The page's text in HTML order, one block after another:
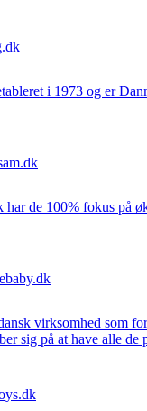
i 1973 og er
har de 100% fokus på
virksomhed som
sig på at have alle